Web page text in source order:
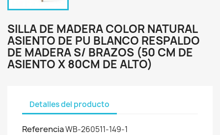
SILLA DE MADERA COLOR NATURAL
ASIENTO DE PU BLANCO RESPALDO
DE MADERA S/ BRAZOS (50 CM DE
ASIENTO X 80CM DE ALTO)
Detalles del producto
ReferenciaWB-260511-149-1